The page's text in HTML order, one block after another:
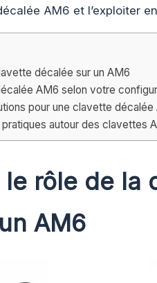
AM6 et l’exploiter
décalée sur un AM6
AM6 selon votre
pour une clavette décalée
autour des clavettes
rôle de la
AM6